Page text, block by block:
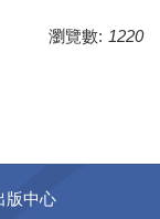
瀏覽數: 1220
版中心